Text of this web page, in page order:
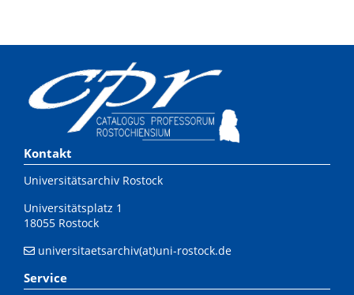
Kontakt
Universitätsarchiv Rostock
Universitätsplatz 1
18055 Rostock
universitaetsarchiv(at)uni-rostock.de
Service